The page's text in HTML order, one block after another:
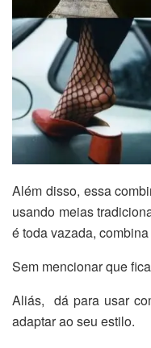
Além disso, essa
usando meias
é toda vazada,
Sem mencionar que
Aliás, dá para usar
adaptar ao seu estilo.